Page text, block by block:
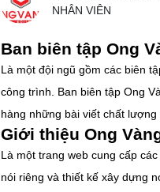
NHÂN VIÊN
Ban biên tập Ong
Là một đội ngũ gồm các biên
công trình. Ban biên tập Ong
hàng những bài viết chất
Giới thiệu Ong
Là một trang web cung cấp
nói riêng và thiết kế xây dựng